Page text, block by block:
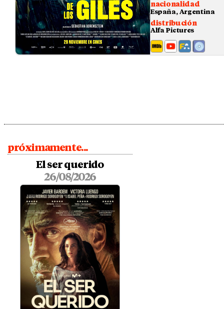
nacionalidad
España, Argentina
distribución
Alfa Pictures
próximamente...
El ser querido
26/08/2026